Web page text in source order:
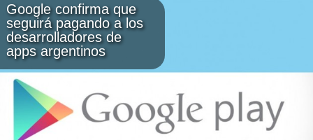
Google confirma que
seguirá pagando a los
desarrolladores de
apps argentinos